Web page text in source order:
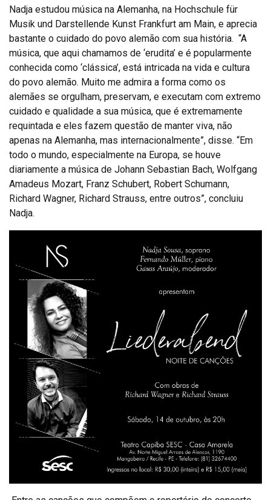
Nadja estudou música na Alemanha, na Hochschule für
Musik und Darstellende Kunst Frankfurt am Main, e aprecia
bastante o cuidado do povo alemão com sua história. “A
música, que aqui chamamos de ‘erudita’ e é popularmente
conhecida como ‘clássica’, está intricada na vida e cultura
do povo alemão. Muito me admira a forma como os
alemães se orgulham, preservam, e executam com extremo
cuidado e qualidade a sua música, que é extremamente
requintada e eles fazem questão de manter viva, não
apenas na Alemanha, mas internacionalmente”, disse. “Em
todo o mundo, especialmente na Europa, se houve
diariamente a música de Johann Sebastian Bach, Wolfgang
Amadeus Mozart, Franz Schubert, Robert Schumann,
Richard Wagner, Richard Strauss, entre outros”, concluiu
Nadja.